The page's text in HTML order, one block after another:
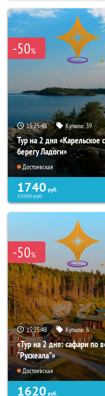
-50%
15:25:47 Купили:39
Тур на 2 дня «Карельское
берегу Ладоги»
Достоевская
1740 руб.
13900руб.
-50%
15:25:47 Купили:6
«Тур на 2 дня: сафари по
“Рускеала"»
Достоевская
1620 руб.